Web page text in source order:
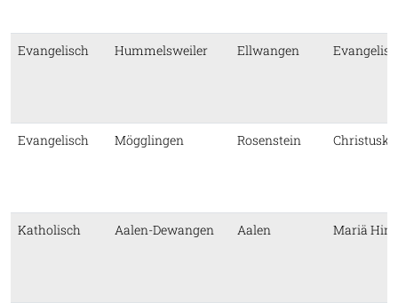
Evangelisch Hummelsweiler Ellwangen
Evangelisch Mögglingen Rosenstein
Katholisch Aalen-Dewangen Aalen Mariä